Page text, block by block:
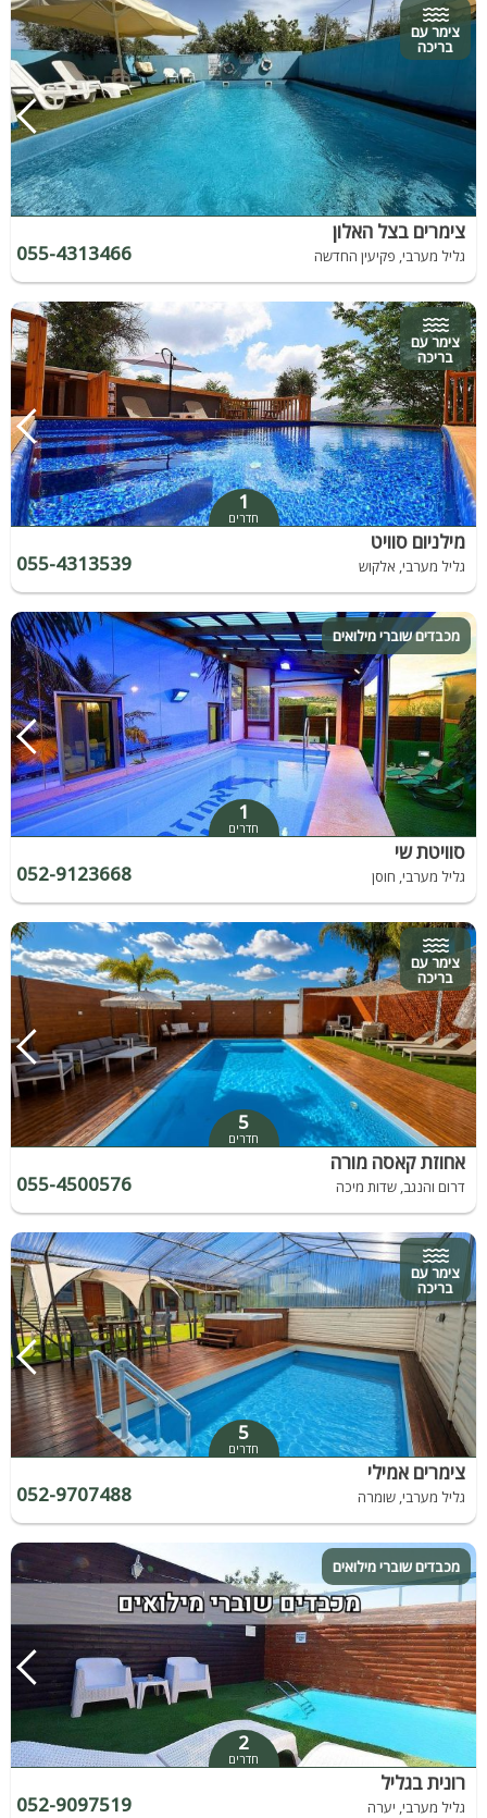
צימר עם
בריכה
צימרים בצל האלון
גליל מערבי, פקיעין החדשה 055-4313466
צימר עם
בריכה
1
חדרים
מילניום סוויט
גליל מערבי, אלקוש 055-4313539
מכבדים שוברי מילואים
1
חדרים
סוויטת שי
גליל מערבי, חוסן 052-9123668
צימר עם
בריכה
5
חדרים
אחוזת קאסה מורה
דרום והנגב, שדות מיכה 055-4500576
צימר עם
בריכה
5
חדרים
צימרים אמילי
גליל מערבי, שומרה 052-9707488
מכבדים שוברי מילואים
2
חדרים
רונית בגליל
גליל מערבי, יערה 052-9097519